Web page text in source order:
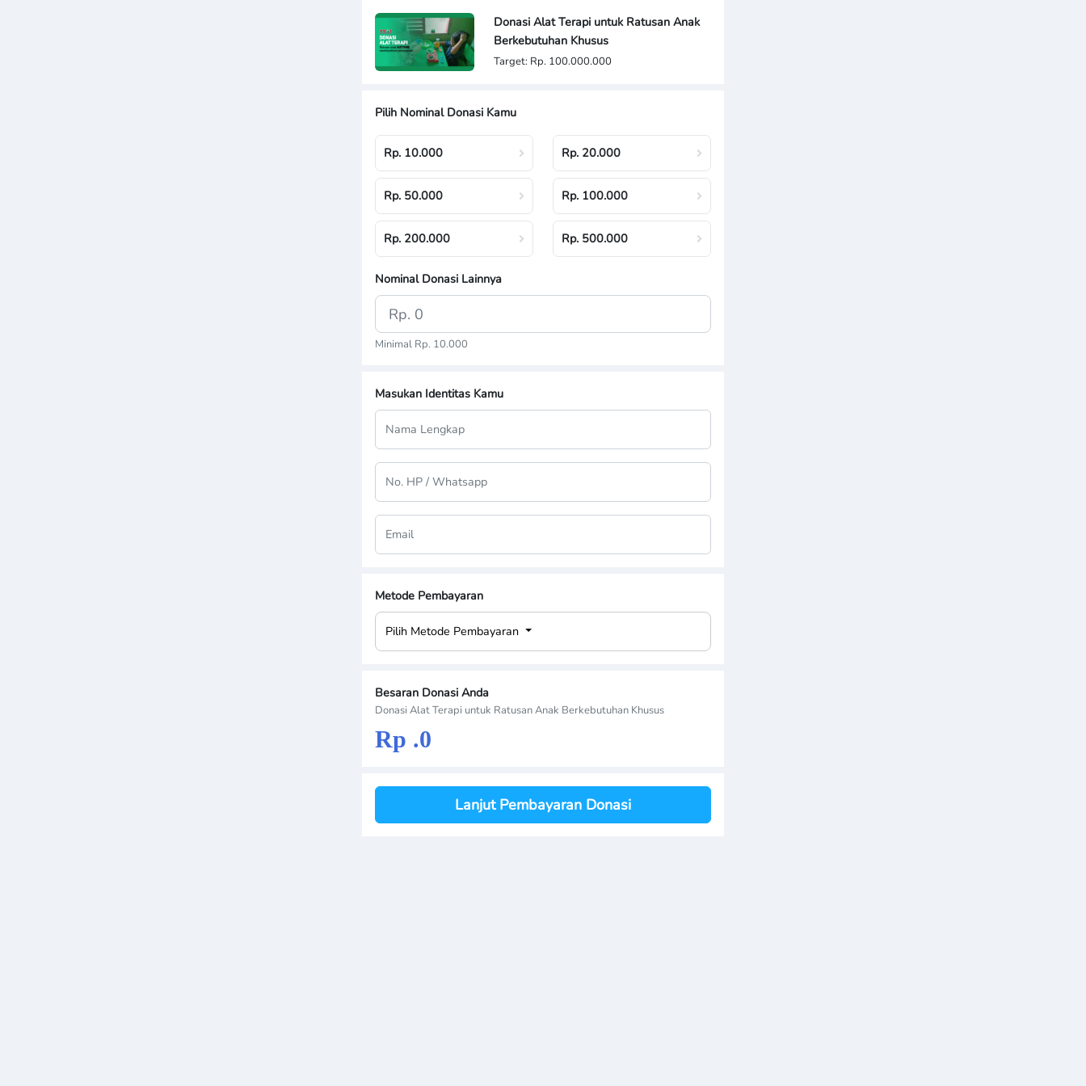
Donasi Alat Terapi untuk Ratusan Anak
Berkebutuhan Khusus
Target: Rp. 100.000.000
Pilih Nominal Donasi Kamu
Rp. 10.000 Rp. 20.000
Rp. 50.000 Rp. 100.000
Rp. 200.000 Rp. 500.000
Nominal Donasi Lainnya
Minimal Rp. 10.000
Masukan Identitas Kamu
Metode Pembayaran
Pilih Metode Pembayaran
Besaran Donasi Anda
Donasi Alat Terapi untuk Ratusan Anak Berkebutuhan Khusus
Rp .0
Lanjut Pembayaran Donasi